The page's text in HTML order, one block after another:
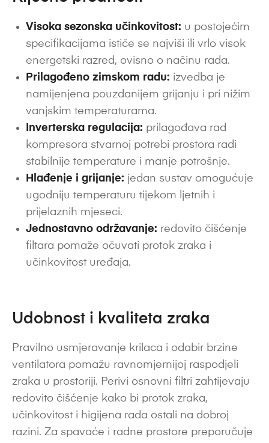
Visoka sezonska učinkovitost: u postojećim
specifikacijama ističe se najviši ili vrlo visok
energetski razred, ovisno o načinu rada.
Prilagođeno zimskom radu: izvedba je
namijenjena pouzdanijem grijanju i pri nižim
vanjskim temperaturama.
Inverterska regulacija: prilagođava rad
kompresora stvarnoj potrebi prostora radi
stabilnije temperature i manje potrošnje.
Hlađenje i grijanje: jedan sustav omogućuje
ugodniju temperaturu tijekom ljetnih i
prijelaznih mjeseci.
Jednostavno održavanje: redovito čišćenje
filtara pomaže očuvati protok zraka i
učinkovitost uređaja.
Udobnost i kvaliteta zraka
Pravilno usmjeravanje krilaca i odabir brzine
ventilatora pomažu ravnomjernijoj raspodjeli
zraka u prostoriji. Perivi osnovni filtri zahtijevaju
redovito čišćenje kako bi protok zraka,
učinkovitost i higijena rada ostali na dobroj
razini. Za spavaće i radne prostore preporučuje